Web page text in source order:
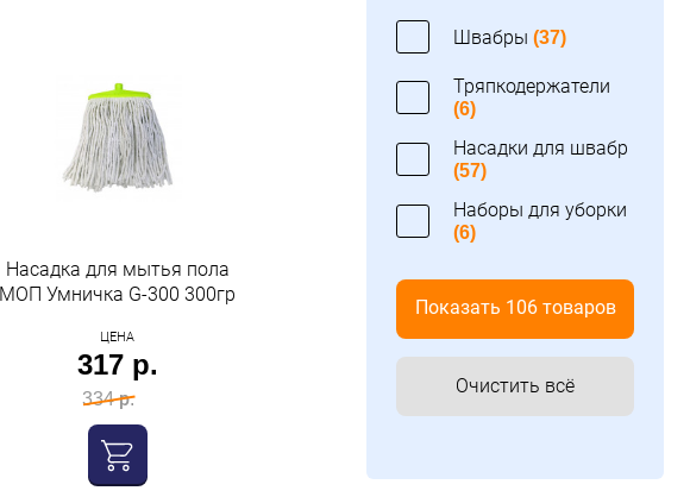
Швабры (37)
Тряпкодержатели
(6)
Насадки для швабр
(57)
Наборы для уборки
(6)
Показать 106 товаров
Очистить всё
Насадка для мытья пола
МОП Умничка G-300 300гр
ЦЕНА
317 р.
334 р.